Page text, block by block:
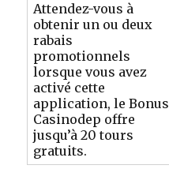
Attendez-vous à
obtenir un ou deux
rabais
promotionnels
lorsque vous avez
activé cette
application, le Bonus
Casinodep offre
jusqu’à 20 tours
gratuits.